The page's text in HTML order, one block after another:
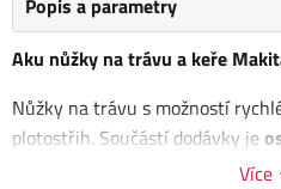
Popis a parametry
Aku nůžky na trávu a keře
Nůžky na trávu s možností
plotostřih. Součástí dodávky je
Více